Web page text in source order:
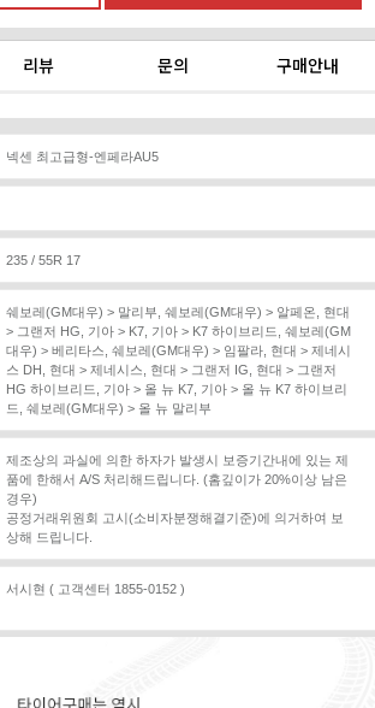
리뷰 문의 구매안내
넥센 최고급형-엔페라AU5
235 / 55R 17
쉐보레(GM대우) > 말리부 쉐보레(GM대우) > 알페온
현대
> 그랜저 HG
기아 > K7, 기아 > K7 하이브리드
쉐보레(GM
대우) > 베리타스 쉐보레(GM대우) > 임팔라, 현대 > 제네시
스 DH
현대 > 제네시스 현대 > 그랜저 IG
현대 > 그랜저
HG 하이브리드
기아 > 올 뉴 K7, 기아 > 올 뉴 K7 하이브리
드
쉐보레(GM대우) > 올 뉴 말리부
제조상의 과실에 의한 하자가 발생시 보증기간내에 있는 제
품에 한해서 A/S 처리해드립니다. (홈깊이가 20%이상 남은
경우)
공정거래위원회 고시(소비자분쟁해결기준)에 의거하여 보
상해 드립니다.
서시현 ( 고객센터 1855-0152 )